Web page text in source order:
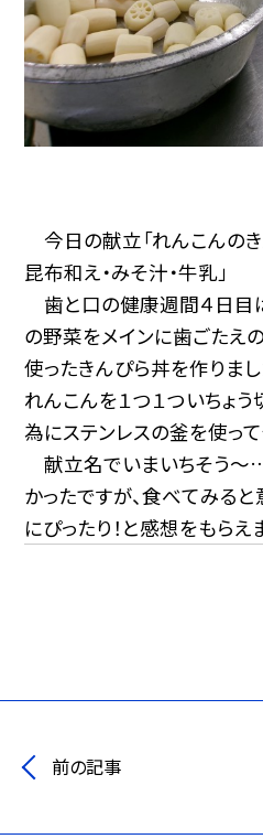
今日の献立「れんこんの
昆布和え・みそ汁・牛乳」
歯と口の健康週間４日目
の野菜をメインに歯ごたえ
使ったきんぴら丼を作りま
れんこんを１つ１ついちょう
為にステンレスの釜を使って
献立名でいまいちそう～
かったですが、食べてみる
にぴったり！と感想をもらえ
前の記事